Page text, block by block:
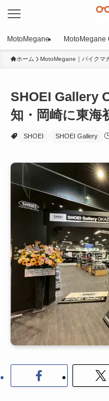
MotoMegane MotoMegane
ホーム MotoMegane｜バイクマ
SHOEI Gallery
知・岡崎に東海
SHOEI SHOEI Gallery